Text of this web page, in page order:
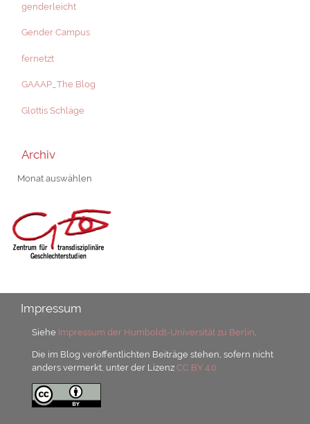
genderleicht
Gender Campus
fernetzt
GAAAP_The Blog
Glottis Schläge
Archiv
Archiv
Impressum
Siehe Impressum der Humboldt-Universität zu Berlin.
Die im Blog veröffentlichten Beiträge stehen, sofern nicht
anders vermerkt, unter der LizenzCC BY 4.0.